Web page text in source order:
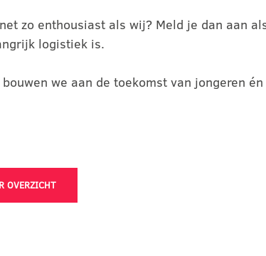
zo enthousiast als wij? Meld je dan aan
logistiek is.
bouwen we aan de toekomst van jongeren
OVERZICHT